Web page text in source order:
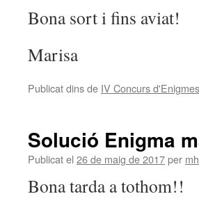
Bona sort i fins aviat!
Marisa
Publicat dins de IV Concurs
Solució Enigma
Publicat el 26 de maig de 2017per
Bona tarda a tothom!!